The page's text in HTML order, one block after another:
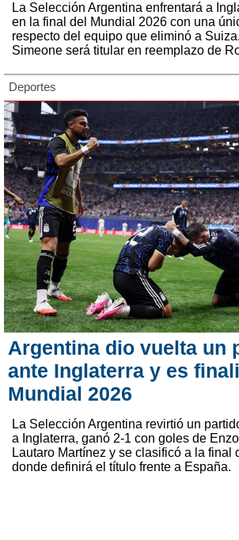
La Selección Argentina enfrentará a
en la final del Mundial 2026 con una
respecto del equipo que eliminó a
Simeone será titular en reemplazo de
Deportes
Argentina dio vuelta un
ante Inglaterra y es
Mundial 2026
La Selección Argentina revirtió un
a Inglaterra, ganó 2-1 con goles de
Lautaro Martínez y se clasificó a la final
donde definirá el título frente a España.